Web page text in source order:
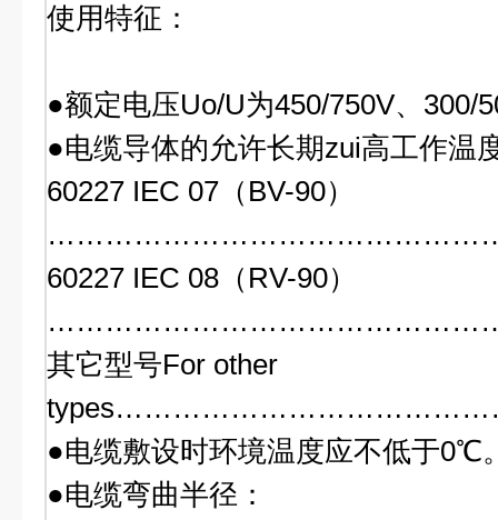
使用特征：
●额定电压Uo/U为450/750V、300/
●电缆导体的允许长期zui高工作温
60227 IEC 07（BV-90）
60227 IEC 08（RV-90）
其它型号For other
●电缆敷设时环境温度应不低于0℃
●电缆弯曲半径：